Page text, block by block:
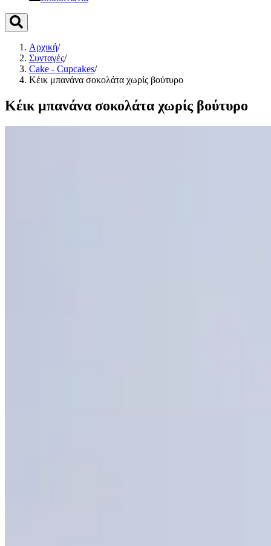
Αρχική/
Συνταγές/
Cake - Cupcakes/
Κέικ μπανάνα σοκολάτα χωρίς βούτυρο
Κέικ μπανάνα σοκολάτα χωρίς βούτυρο